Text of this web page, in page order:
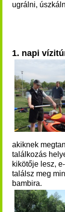
ugrálni,
1. napi
akiknek
találkozás
kikötője lesz,
találsz meg
bambira.